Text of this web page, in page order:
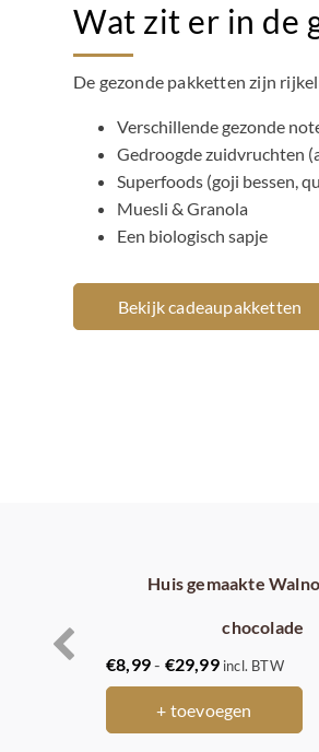
Wat zit er in de
De gezonde pakketten zijn
Verschillende gezonde
Gedroogde zuidvruchten
Superfoods (goji bessen,
Muesli & Granola
Een biologisch sapje
Bekijk cadeaupakketten
Huis gemaakte
chocolade
€8,99- €29,99Prijsklasse:
€8,99
tot
incl. BTW
+ toevoegen